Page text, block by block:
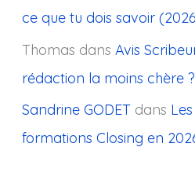
ce que tu dois savoir
Thomas dans Avis
rédaction la moins chère ?
Sandrine GODETdans
formations Closing en